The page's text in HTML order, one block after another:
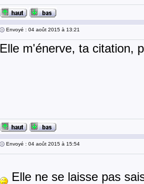
Envoyé : 04 août 2015 à 13:21
Elle m'énerve, ta citation,
Envoyé : 04 août 2015 à 15:54
Elle ne se laisse pas